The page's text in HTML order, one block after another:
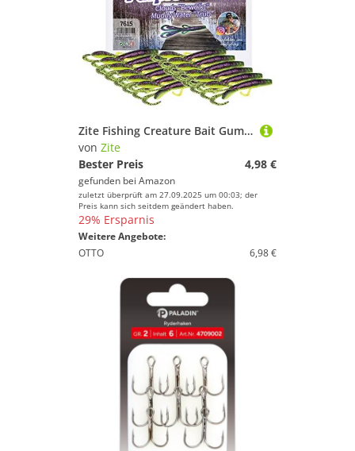
Zite Fishing Creature Bait Gummiköder Inzite Craw - 12 STK Drop Shot Finesse Angelköder Barsch & Zander Angeln - Auch UV-Aktive Kunstköder Farben (Purple Hectic)
von Zite
Bester Preis
4,98 €
gefunden bei Amazon
zuletzt überprüft am 27.09.2025 um 00:03; der
Preis kann sich seitdem geändert haben.
29% Ersparnis
Weitere Angebote:
OTTO
6,98 €